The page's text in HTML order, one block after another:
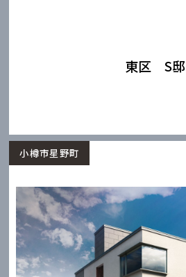
東区 S邸
小樽市星野町